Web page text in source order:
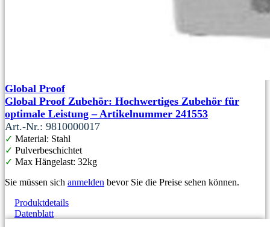
Global Proof
Global Proof Zubehör: Hochwertiges Zubehör für
optimale Leistung – Artikelnummer 241553
Art.-Nr.: 9810000017
✓ Material: Stahl
✓ Pulverbeschichtet
✓ Max Hängelast: 32kg
Sie müssen sich anmelden bevor Sie die Preise sehen können.
Produktdetails
Datenblatt